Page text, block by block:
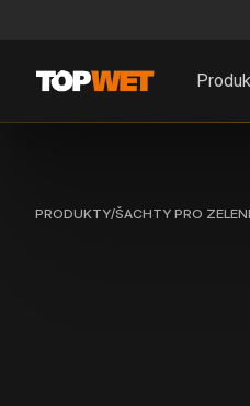
PRODUKTY/ŠACHTY PRO